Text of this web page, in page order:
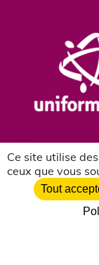
Ce site utilise
ceux que vous
Tout
NOS